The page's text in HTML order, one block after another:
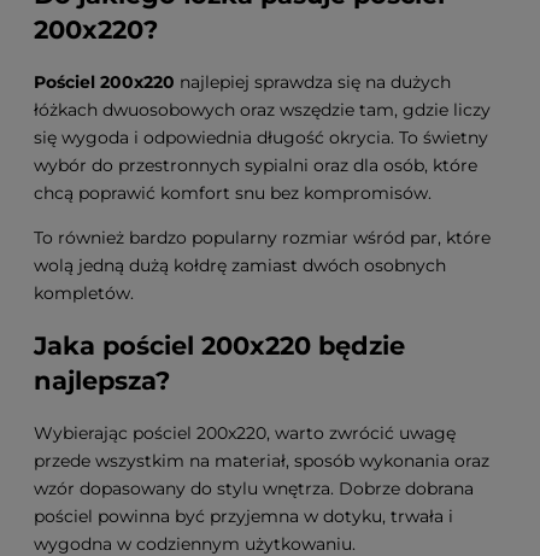
200x220?
Pościel 200x220 najlepiej sprawdza się na dużych
łóżkach dwuosobowych oraz wszędzie tam, gdzie liczy
się wygoda i odpowiednia długość okrycia. To świetny
wybór do przestronnych sypialni oraz dla osób, które
chcą poprawić komfort snu bez kompromisów.
To również bardzo popularny rozmiar wśród par, które
wolą jedną dużą kołdrę zamiast dwóch osobnych
kompletów.
Jaka pościel 200x220 będzie
najlepsza?
Wybierając pościel 200x220, warto zwrócić uwagę
przede wszystkim na materiał, sposób wykonania oraz
wzór dopasowany do stylu wnętrza. Dobrze dobrana
pościel powinna być przyjemna w dotyku, trwała i
wygodna w codziennym użytkowaniu.